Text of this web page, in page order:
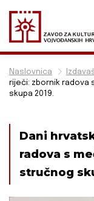
Naslovnica
riječi: zbornik
skupa 2019.
Dani
radova s
stručnog